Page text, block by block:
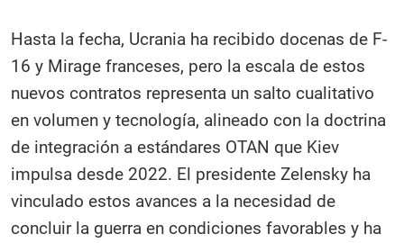
Hasta la fecha, Ucrania ha recibido docenas de F-
16 y Mirage franceses, pero la escala de estos
nuevos contratos representa un salto cualitativo
en volumen y tecnología, alineado con la doctrina
de integración a estándares OTAN que Kiev
impulsa desde 2022. El presidente Zelensky ha
vinculado estos avances a la necesidad de
concluir la guerra en condiciones favorables y ha